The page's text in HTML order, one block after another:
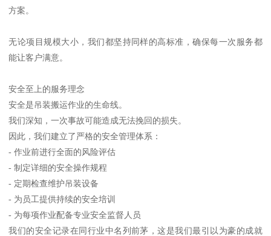
方案。
无论项目规模大小，我们都坚持同样的高标准，确保每一次服务都
能让客户满意。
安全至上的服务理念
安全是吊装搬运作业的生命线。
我们深知，一次事故可能造成无法挽回的损失。
因此，我们建立了严格的安全管理体系：
- 作业前进行全面的风险评估
- 制定详细的安全操作规程
- 定期检查维护吊装设备
- 为员工提供持续的安全培训
- 为每项作业配备专业安全监督人员
我们的安全记录在同行业中名列前茅，这是我们最引以为豪的成就